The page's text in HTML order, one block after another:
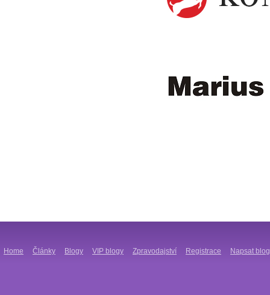
Home Články Blogy VIP blogy Zpravodajství Registrace Napsat blog